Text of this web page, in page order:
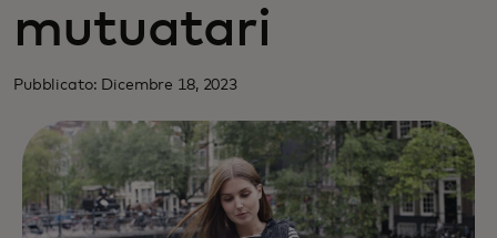
mutuatari
Pubblicato: Dicembre 18, 2023